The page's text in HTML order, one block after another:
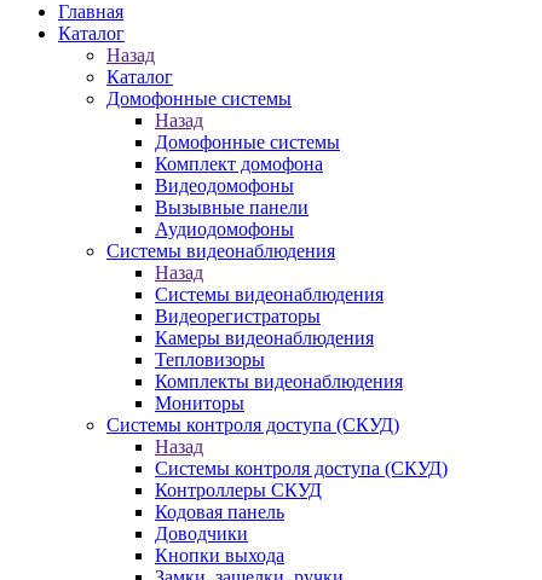
Главная
Каталог
Назад
Каталог
Домофонные системы
Назад
Домофонные системы
Комплект домофона
Видеодомофоны
Вызывные панели
Аудиодомофоны
Системы видеонаблюдения
Назад
Системы видеонаблюдения
Видеорегистраторы
Камеры видеонаблюдения
Тепловизоры
Комплекты видеонаблюдения
Мониторы
Системы контроля доступа (СКУД)
Назад
Системы контроля доступа (СКУД)
Контроллеры СКУД
Кодовая панель
Доводчики
Кнопки выхода